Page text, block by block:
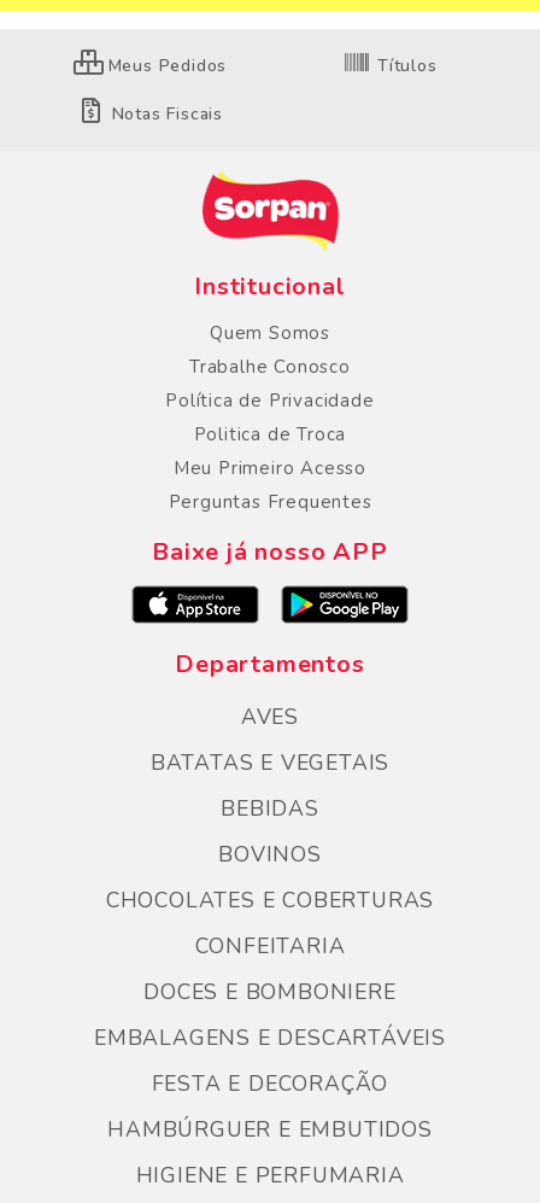
Meus Pedidos Títulos
Notas Fiscais
Institucional
Quem Somos
Trabalhe Conosco
Política de Privacidade
Politica de Troca
Meu Primeiro Acesso
Perguntas Frequentes
Baixe já nosso APP
Departamentos
AVES
BATATAS E VEGETAIS
BEBIDAS
BOVINOS
CHOCOLATES E COBERTURAS
CONFEITARIA
DOCES E BOMBONIERE
EMBALAGENS E DESCARTÁVEIS
FESTA E DECORAÇÃO
HAMBÚRGUER E EMBUTIDOS
HIGIENE E PERFUMARIA